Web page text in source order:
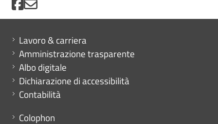
Mini menu di servizio
Lavoro & carriera
Amministrazione trasparente
Albo digitale
Dichiarazione di accessibilità
Contabilità
Menu footer
Colophon